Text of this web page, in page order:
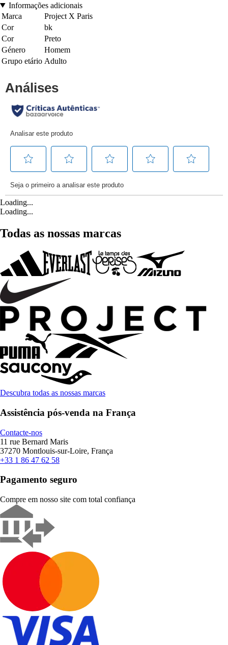
Informações adicionais
Marca
Project X Paris
Cor
bk
Cor
Preto
Género
Homem
Grupo etário Adulto
Loading...
Loading...
Todas as nossas marcas
Descubra todas as nossas marcas
Assistência pós-venda na França
Contacte-nos
11 rue Bernard Maris
37270 Montlouis-sur-Loire, França
+33 1 86 47 62 58
Pagamento seguro
Compre em nosso site com total confiança